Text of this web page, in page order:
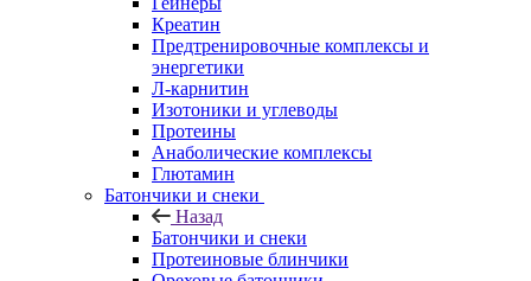
Креатин
Предтренировочные комплексы и
энергетики
Л-карнитин
Изотоники и углеводы
Протеины
Анаболические комплексы
Глютамин
Батончики и снеки
Назад
Батончики и снеки
Протеиновые блинчики